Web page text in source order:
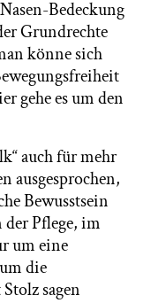
Bedeckung
Grundrechte
könne sich
gehe es um den
auch für mehr
ausgesprochen,
Bewusstsein
Pflege, im
um eine
die
sagen